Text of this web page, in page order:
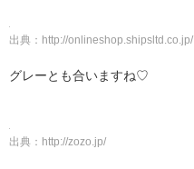
出典： http://onlineshop.shipsltd.co.jp/
グレーとも合いますね♡
出典： http://zozo.jp/